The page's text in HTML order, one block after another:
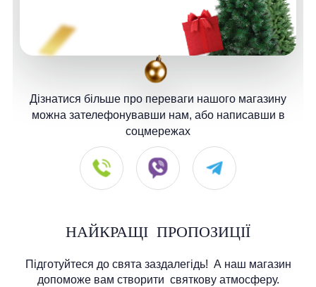
Дізнатися більше про переваги нашого магазину
можна зателефонувавши нам, або написавши в
соцмережах
НАЙКРАЩІ ПРОПОЗИЦІЇ
Підготуйтеся до свята заздалегідь! А наш магазин
допоможе вам створити святкову атмосферу.